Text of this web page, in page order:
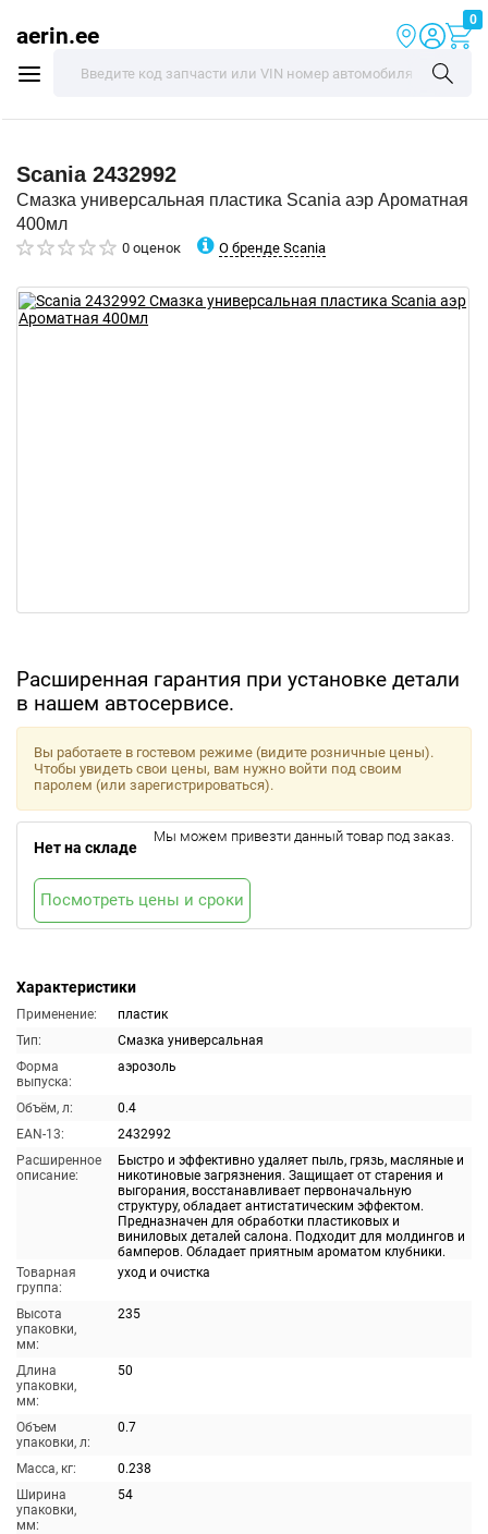
aerin.ee
0
Scania 2432992
Смазка универсальная пластика Scania аэр Ароматная
400мл
0 оценок О бренде Scania
Расширенная гарантия при установке детали
в нашем автосервисе.
Характеристики
Применение:
пластик
Тип:
Смазка универсальная
Форма
выпуска:
аэрозоль
Объём, л:
0.4
EAN-13:
2432992
Расширенное
описание:
Быстро и эффективно удаляет пыль, грязь, масляные и
никотиновые загрязнения. Защищает от старения и
выгорания, восстанавливает первоначальную
структуру, обладает антистатическим эффектом.
Предназначен для обработки пластиковых и
виниловых деталей салона. Подходит для молдингов и
бамперов. Обладает приятным ароматом клубники.
Товарная
группа:
уход и очистка
Высота
упаковки,
мм:
235
Длина
упаковки,
мм:
50
Объем
упаковки, л:
0.7
Масса, кг:
0.238
Ширина
упаковки,
мм:
54
Вы работаете в гостевом режиме (видите розничные цены).
Чтобы увидеть свои цены, вам нужно войти под своим
паролем (или зарегистрироваться).
Нет на складе
Мы можем привезти данный товар под заказ.
Посмотреть цены и сроки